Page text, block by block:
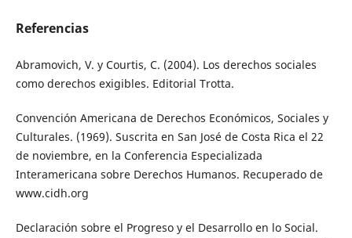
Referencias
Abramovich, V. y Courtis, C. (2004). Los derechos sociales
como derechos exigibles. Editorial Trotta.
Convención Americana de Derechos Económicos, Sociales y
Culturales. (1969). Suscrita en San José de Costa Rica el 22
de noviembre, en la Conferencia Especializada
Interamericana sobre Derechos Humanos. Recuperado de
www.cidh.org
Declaración sobre el Progreso y el Desarrollo en lo Social.